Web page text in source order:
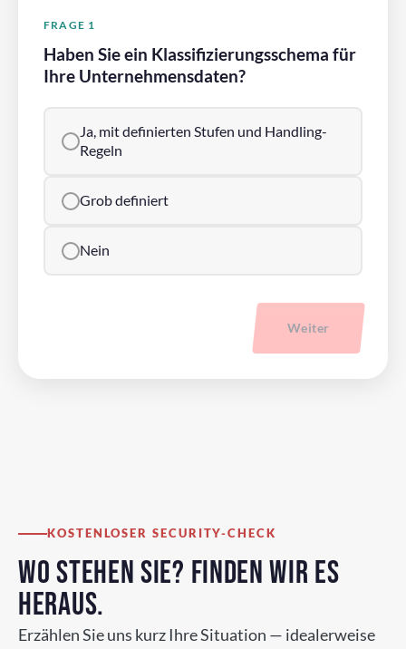
FRAGE 1
Haben Sie ein Klassifizierungsschema für
Ihre Unternehmensdaten?
Ja, mit definierten Stufen und Handling-
Regeln
Grob definiert
Nein
Weiter
KOSTENLOSER SECURITY-CHECK
WO STEHEN SIE? FINDEN WIR ES
HERAUS.
Erzählen Sie uns kurz Ihre Situation — idealerweise